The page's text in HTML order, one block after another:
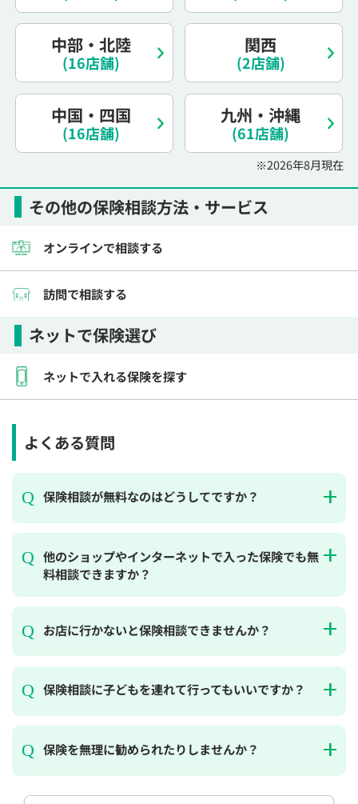
その他の保険相談方法・サービス
オンラインで相談する
訪問で相談する
ネットで保険選び
ネットで入れる保険を探す
中部・北陸
(16店舗)
関西
(2店舗)
中国・四国
(16店舗)
九州・沖縄
(61店舗)
※2026年8月現在
よくある質問
保険相談が無料なのはどうしてですか？
他のショップやインターネットで入った保険でも無
料相談できますか？
お店に行かないと保険相談できませんか？
保険相談に子どもを連れて行ってもいいですか？
保険を無理に勧められたりしませんか？